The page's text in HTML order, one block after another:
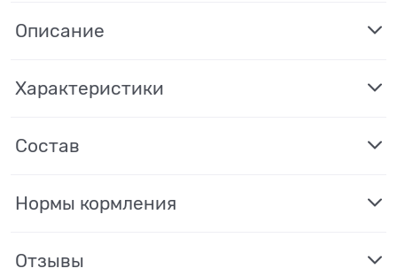
Описание
Характеристики
Состав
Нормы кормления
Отзывы